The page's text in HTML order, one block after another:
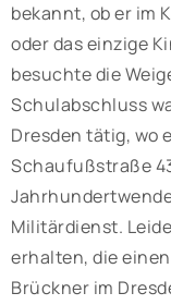
bekannt, ob er im
oder das einzige
besuchte die
Schulabschluss
Dresden tätig, wo
Schaufußstraße
Militärdienst.
erhalten, die
Brückner im